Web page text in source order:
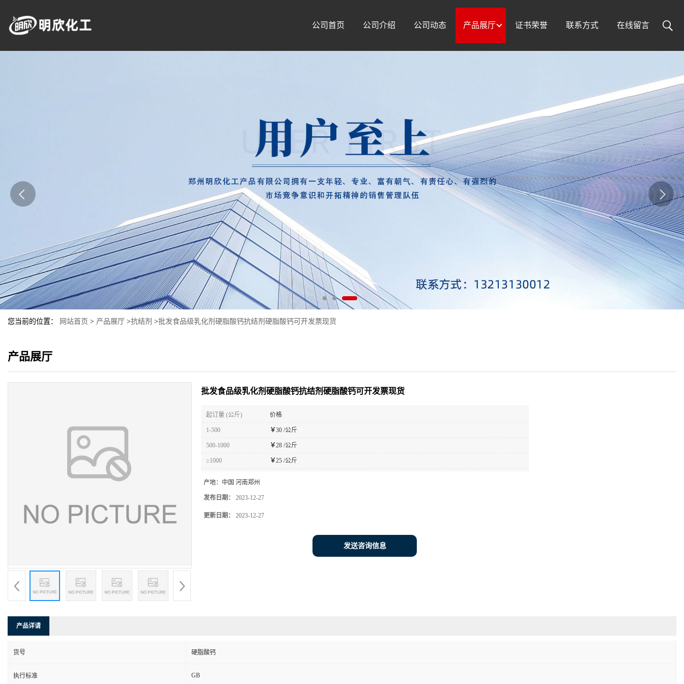
公司首页 公司介绍 公司动态 产品展厅 证书荣誉 联系方式 在线留言
您当前的位置： 网站首页 > 产品展厅 >抗结剂 >批发食品级乳化剂硬脂酸钙抗结剂硬脂酸钙可开发票现货
产品展厅
批发食品级乳化剂硬脂酸钙抗结剂硬脂酸钙可开发票现货
起订量 (公斤) 价格
1-500 ￥30 /公斤
500-1000 ￥28 /公斤
≥1000 ￥25 /公斤
产地： 中国 河南郑州
发布日期： 2023-12-27
更新日期： 2023-12-27
发送咨询信息
产品详请
货号 硬脂酸钙
执行标准 GB